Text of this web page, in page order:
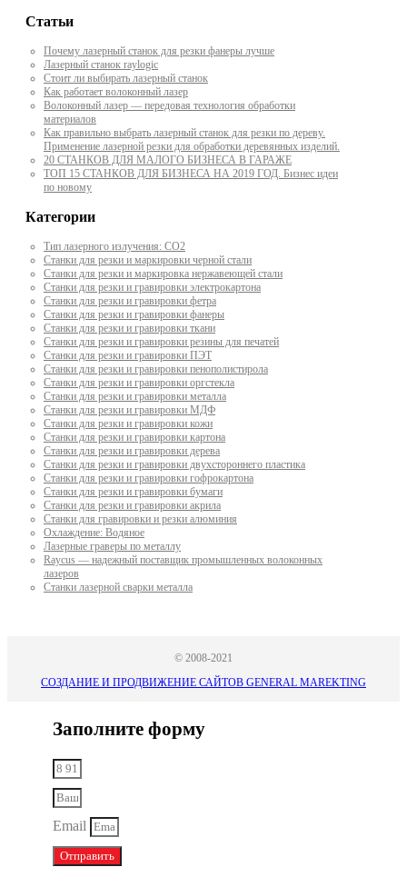
Статьи
Почему лазерный станок для резки фанеры лучше
Лазерный станок raylogic
Стоит ли выбирать лазерный станок
Как работает волоконный лазер
Волоконный лазер — передовая технология обработки
материалов
Как правильно выбрать лазерный станок для резки по дереву.
Применение лазерной резки для обработки деревянных изделий.
20 СТАНКОВ ДЛЯ МАЛОГО БИЗНЕСА В ГАРАЖЕ
ТОП 15 СТАНКОВ ДЛЯ БИЗНЕСА НА 2019 ГОД. Бизнес идеи
по новому
Категории
Тип лазерного излучения: СО2
Станки для резки и маркировки черной стали
Станки для резки и маркировка нержавеющей стали
Станки для резки и гравировки электрокартона
Станки для резки и гравировки фетра
Станки для резки и гравировки фанеры
Станки для резки и гравировки ткани
Станки для резки и гравировки резины для печатей
Станки для резки и гравировки ПЭТ
Станки для резки и гравировки пенополистирола
Станки для резки и гравировки оргстекла
Станки для резки и гравировки металла
Станки для резки и гравировки МДФ
Станки для резки и гравировки кожи
Станки для резки и гравировки картона
Станки для резки и гравировки дерева
Станки для резки и гравировки двухстороннего пластика
Станки для резки и гравировки гофрокартона
Станки для резки и гравировки бумаги
Станки для резки и гравировки акрила
Станки для гравировки и резки алюминия
Охлаждение: Водяное
Лазерные граверы по металлу
Raycus — надежный поставщик промышленных волоконных
лазеров
Cтанки лазерной сварки металла
© 2008-2021
СОЗДАНИЕ И ПРОДВИЖЕНИЕ САЙТОВ GENERAL MAREKTING
Заполните форму
Email
Отправить